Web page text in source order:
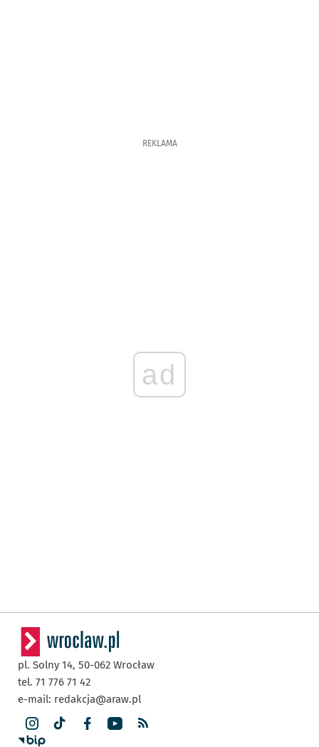
REKLAMA
ad
pl. Solny 14, 50-062 Wrocław
tel. 71 776 71 42
e-mail: redakcja@araw.pl